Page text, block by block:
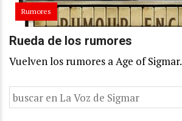
Rumores
Rueda de los rumores
Vuelven los rumores a Age of Sigmar.